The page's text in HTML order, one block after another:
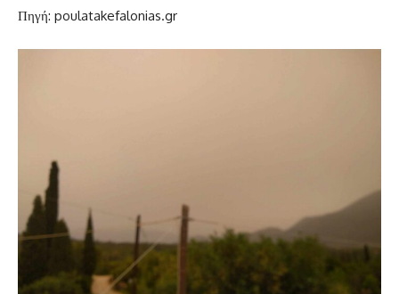
Πηγή: poulatakefalonias.gr